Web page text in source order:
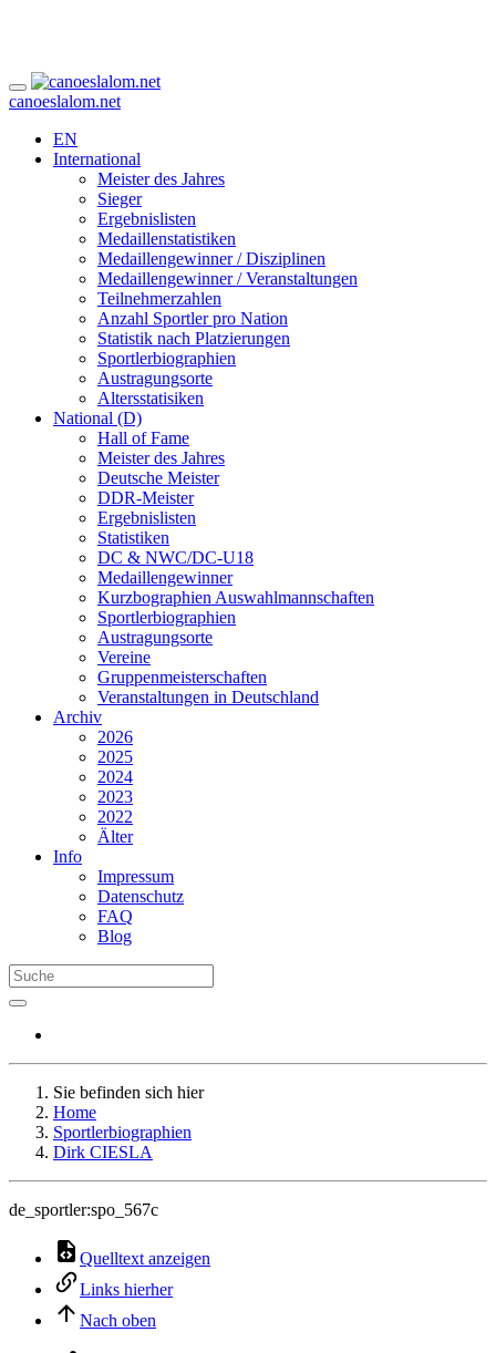
canoeslalom.net
EN
International
Meister des Jahres
Sieger
Ergebnislisten
Medaillenstatistiken
Medaillengewinner / Disziplinen
Medaillengewinner / Veranstaltungen
Teilnehmerzahlen
Anzahl Sportler pro Nation
Statistik nach Platzierungen
Sportlerbiographien
Austragungsorte
Altersstatisiken
National (D)
Hall of Fame
Meister des Jahres
Deutsche Meister
DDR-Meister
Ergebnislisten
Statistiken
DC & NWC/DC-U18
Medaillengewinner
Kurzbographien Auswahlmannschaften
Sportlerbiographien
Austragungsorte
Vereine
Gruppenmeisterschaften
Veranstaltungen in Deutschland
Archiv
2026
2025
2024
2023
2022
Älter
Info
Impressum
Datenschutz
FAQ
Blog
Sie befinden sich hier
Home
Sportlerbiographien
Dirk CIESLA
de_sportler:spo_567c
Quelltext anzeigen
Links hierher
Nach oben